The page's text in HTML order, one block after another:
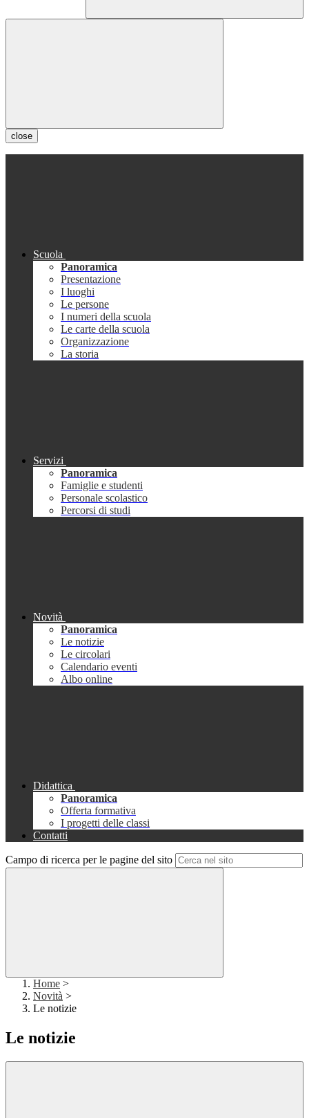
close
Scuola
Panoramica
Presentazione
I luoghi
Le persone
I numeri della scuola
Le carte della scuola
Organizzazione
La storia
Servizi
Panoramica
Famiglie e studenti
Personale scolastico
Percorsi di studi
Novità
Panoramica
Le notizie
Le circolari
Calendario eventi
Albo online
Didattica
Panoramica
Offerta formativa
I progetti delle classi
Contatti
Campo di ricerca per le pagine del sito
Home >
Novità >
Le notizie
Le notizie